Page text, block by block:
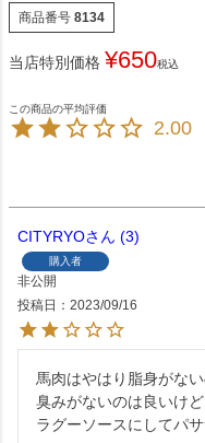
商品番号 8134
当店特別価格 ¥650税込
2.00
CITYRYO 3
購入者
非公開
投稿日
2023/09/16
馬肉はやはり脂身がな
臭みがないのは良いけ
ラグーソースにしてパ